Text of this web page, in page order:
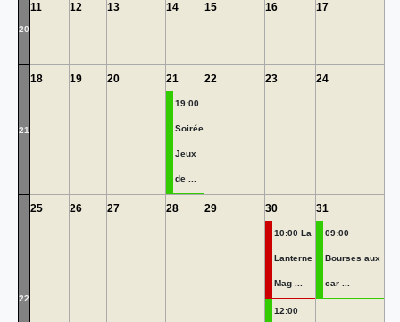
20
11 12 13 14 15 16 17
21
18 19 20 21
19:00
Soirée
Jeux
de ...
22 23 24
22
25 26 27 28 29 30
10:00 La
Lanterne
Mag ...
12:00
31
09:00
Bourses aux
car ...